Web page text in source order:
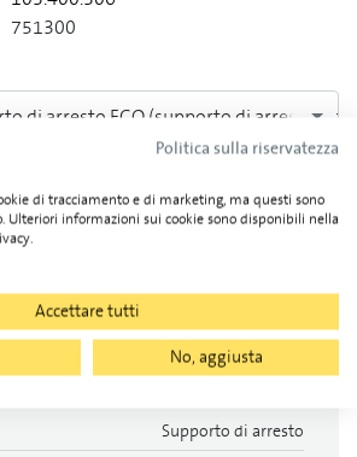
751300
di arresto ECO (supporto di arresto
disponibilità e informazioni di
Supporto di arresto
Politica sulla riservatezza
di tracciamento e di marketing, ma questi sono
Ulteriori informazioni sui cookie sono disponibili nella
Accettare tutti
No, aggiusta